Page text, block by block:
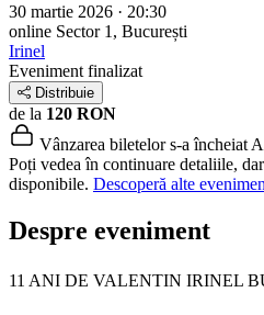
30 martie 2026 · 20:30
online Sector 1, București
Irinel
Eveniment finalizat
Distribuie
de la 120 RON
Vânzarea biletelor s-a încheiat
Poți vedea în continuare detaliile,
disponibile. Descoperă alte
Despre eveniment
11 ANI DE VALENTIN IRINEL